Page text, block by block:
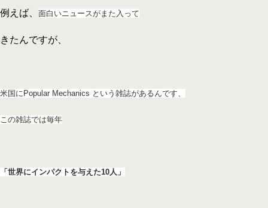
例えば、 面白いニュースがまた入って
きたんですが、
米国にPopular Mechanics という雑誌があるんです、
この雑誌では毎年
「世界にインパクト を与えた10人」